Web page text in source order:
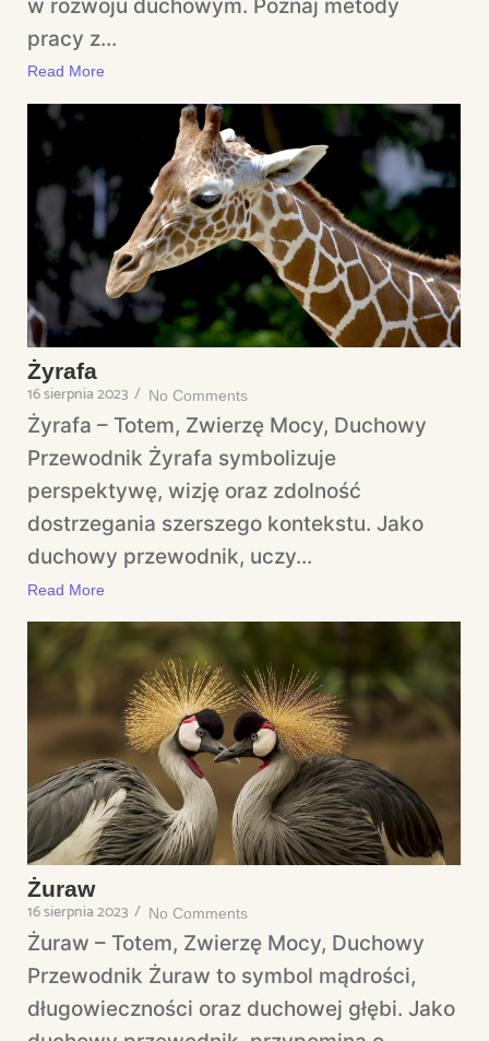
w rozwoju duchowym. Poznaj metody
pracy z...
Read More
Żyrafa
16 sierpnia 2023 / No Comments
Żyrafa – Totem, Zwierzę Mocy, Duchowy
Przewodnik Żyrafa symbolizuje
perspektywę, wizję oraz zdolność
dostrzegania szerszego kontekstu. Jako
duchowy przewodnik, uczy...
Read More
Żuraw
16 sierpnia 2023 / No Comments
Żuraw – Totem, Zwierzę Mocy, Duchowy
Przewodnik Żuraw to symbol mądrości,
długowieczności oraz duchowej głębi. Jako